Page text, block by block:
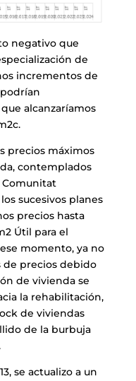
negativo que
de
incrementos de
alcanzaríamos
precios máximos
contemplados
sucesivos planes
precios hasta
Útil para el
momento, ya no
de precios debido
de vivienda se
la rehabilitación,
de viviendas
de la burbuja
se actualizo a un